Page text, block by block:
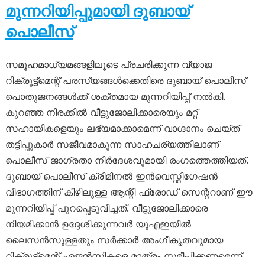
മുന്നറിയിപ്പുമായി ദുബായ്
പൊലീസ്
സമൂഹമാധ്യമങ്ങളിലൂടെ പ്രചരിക്കുന്ന വ്യാജ
റിക്രൂട്ട്‌മെന്റ് പരസ്യങ്ങൾക്കെതിരെ ദുബായ് പൊലീസ്
പൊതുജനങ്ങൾക്ക് ശക്തമായ മുന്നറിയിപ്പ് നൽകി.
കുറഞ്ഞ നിരക്കിൽ വീട്ടുജോലിക്കാരെയും മറ്റ്
സഹായികളെയും ലഭ്യമാക്കാമെന്ന് വാഗ്ദാനം ചെയ്ത്
തട്ടിപ്പുകാർ സജീവമാകുന്ന സാഹചര്യത്തിലാണ്
പൊലീസ് ജാഗ്രതാ നിർദേശവുമായി രംഗത്തെത്തിയത്.
ദുബായ് പൊലീസ് ക്രിമിനൽ ഇൻവെസ്റ്റിഗേഷൻ
വിഭാഗത്തിന് കീഴിലുള്ള ആന്റി ഫ്രോഡ് സെന്ററാണ് ഈ
മുന്നറിയിപ്പ് പുറപ്പെടുവിച്ചത്. വീട്ടുജോലിക്കാരെ
നിയമിക്കാൻ ഉദ്ദേശിക്കുന്നവർ യുഎഇയിൽ
ലൈസൻസുള്ളതും സർക്കാർ അംഗീകൃതവുമായ